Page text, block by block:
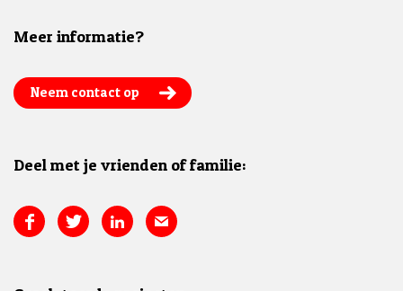
Meer informatie?
Neem contact op
Deel met je vrienden of familie: